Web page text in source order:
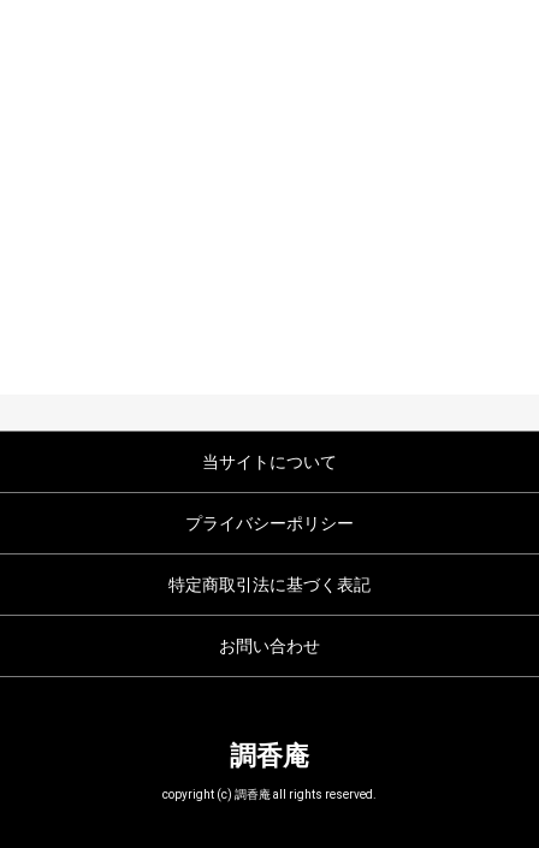
当サイトについて
プライバシーポリシー
特定商取引法に基づく表記
お問い合わせ
調香庵
copyright (c) 調香庵 all rights reserved.